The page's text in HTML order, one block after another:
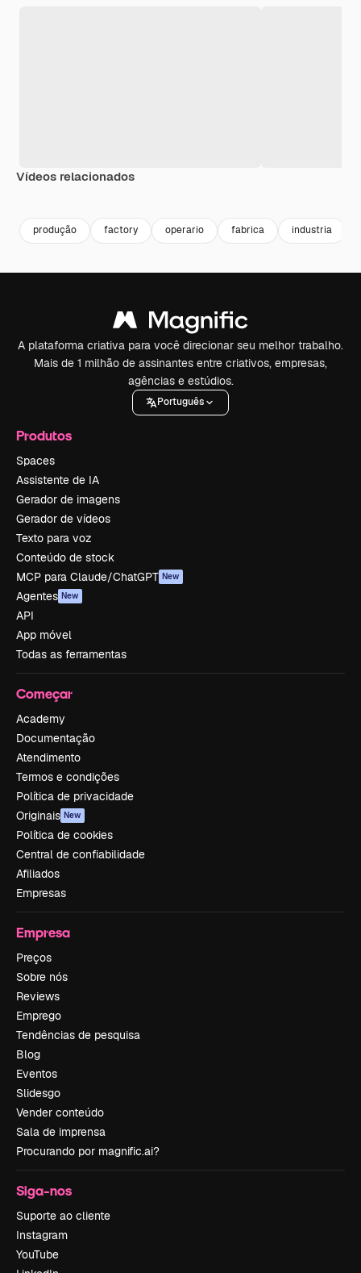
Vídeos relacionados
produção factory operario fabrica industria
A plataforma criativa para você direcionar seu melhor trabalho.
Mais de 1 milhão de assinantes entre criativos, empresas,
agências e estúdios.
Português
Produtos
Spaces
Assistente de IA
Gerador de imagens
Gerador de vídeos
Texto para voz
Conteúdo de stock
MCP para Claude/ChatGPT New
Agentes New
API
App móvel
Todas as ferramentas
Começar
Academy
Documentação
Atendimento
Termos e condições
Política de privacidade
Originais New
Política de cookies
Central de confiabilidade
Afiliados
Empresas
Empresa
Preços
Sobre nós
Reviews
Emprego
Tendências de pesquisa
Blog
Eventos
Slidesgo
Vender conteúdo
Sala de imprensa
Procurando por magnific.ai?
Siga-nos
Suporte ao cliente
Instagram
YouTube